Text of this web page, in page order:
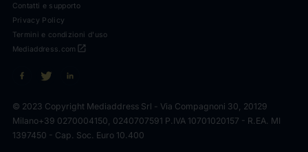
Contatti e supporto
Privacy Policy
Termini e condizioni d'uso
open_in_new
Mediaddress.com
© 2023 Copyright Mediaddress Srl - Via Compagnoni 30, 20129
Milano+39 0270004150, 0240707591 P.IVA 10701020157 - R.EA. MI
1397450 - Cap. Soc. Euro 10.400